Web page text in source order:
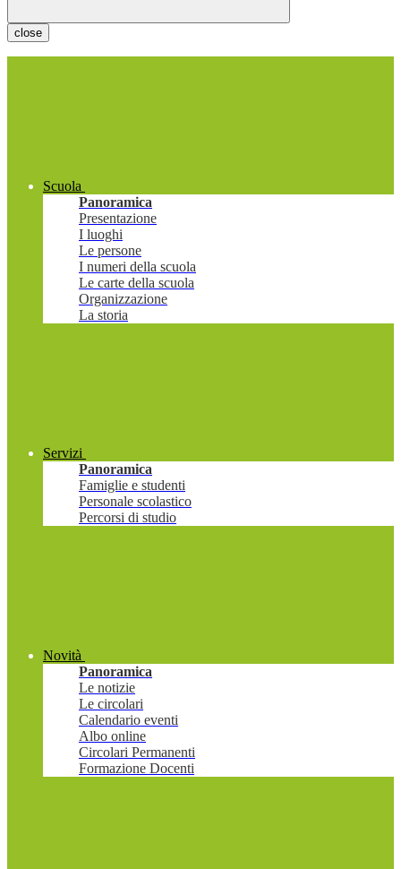
close
Scuola
Panoramica
Presentazione
I luoghi
Le persone
I numeri della scuola
Le carte della scuola
Organizzazione
La storia
Servizi
Panoramica
Famiglie e studenti
Personale scolastico
Percorsi di studio
Novità
Panoramica
Le notizie
Le circolari
Calendario eventi
Albo online
Circolari Permanenti
Formazione Docenti